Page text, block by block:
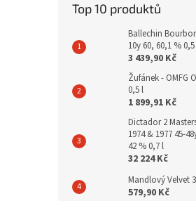
Top 10 produktů
Ballechin
10y 60, 60,1 %
3 439,90 Kč
Žufánek - OMFG
0,5 l
1 899,91 Kč
Dictador 2
1974 & 1977 45-
42 % 0,7 l
32 224 Kč
Mandlový Velvet
579,90 Kč